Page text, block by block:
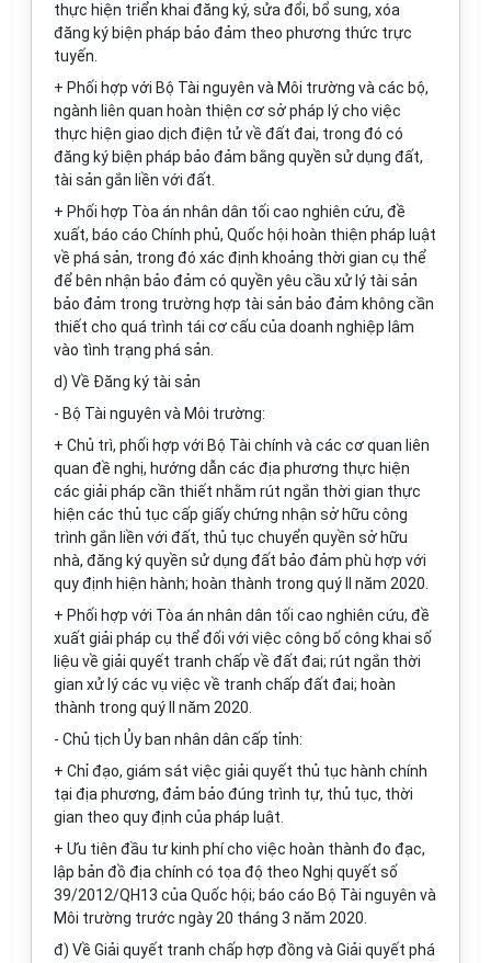
thực hiện triển khai đăng ký, sửa đổi, bổ sung, xóa
đăng ký biện pháp bảo đảm theo phương thức trực
tuyến.
+ Phối hợp với Bộ Tài nguyên và Môi trường và các bộ,
ngành liên quan hoàn thiện cơ sở pháp lý cho việc
thực hiện giao dịch điện tử về đất đai, trong đó có
đăng ký biện pháp bảo đảm bằng quyền sử dụng đất,
tài sản gắn liền với đất.
+ Phối hợp Tòa án nhân dân tối cao nghiên cứu, đề
xuất, báo cáo Chính phủ, Quốc hội hoàn thiện pháp luật
về phá sản, trong đó xác định khoảng thời gian cụ thể
để bên nhận bảo đảm có quyền yêu cầu xử lý tài sản
bảo đảm trong trường hợp tài sản bảo đảm không cần
thiết cho quá trình tái cơ cấu của doanh nghiệp lâm
vào tình trạng phá sản.
d) Về Đăng ký tài sản
- Bộ Tài nguyên và Môi trường:
+ Chủ trì, phối hợp với Bộ Tài chính và các cơ quan liên
quan đề nghị, hướng dẫn các địa phương thực hiện
các giải pháp cần thiết nhằm rút ngắn thời gian thực
hiện các thủ tục cấp giấy chứng nhận sở hữu công
trình gắn liền với đất, thủ tục chuyển quyền sở hữu
nhà, đăng ký quyền sử dụng đất bảo đảm phù hợp với
quy định hiện hành; hoàn thành trong quý II năm 2020.
+ Phối hợp với Tòa án nhân dân tối cao nghiên cứu, đề
xuất giải pháp cụ thể đối với việc công bố công khai số
liệu về giải quyết tranh chấp về đất đai; rút ngắn thời
gian xử lý các vụ việc về tranh chấp đất đai; hoàn
thành trong quý II năm 2020.
- Chủ tịch Ủy ban nhân dân cấp tỉnh:
+ Chỉ đạo, giám sát việc giải quyết thủ tục hành chính
tại địa phương, đảm bảo đúng trình tự, thủ tục, thời
gian theo quy định của pháp luật.
+ Ưu tiên đầu tư kinh phí cho việc hoàn thành đo đạc,
lập bản đồ địa chính có tọa độ theo Nghị quyết số
39/2012/QH13 của Quốc hội; báo cáo Bộ Tài nguyên và
Môi trường trước ngày 20 tháng 3 năm 2020.
đ) Về Giải quyết tranh chấp hợp đồng và Giải quyết phá